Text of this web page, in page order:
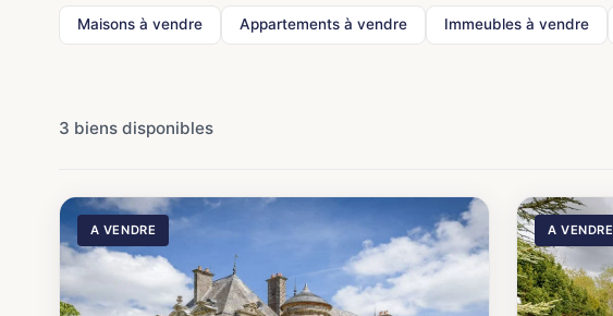
Maisons à vendre Appartements à vendre Immeubles à vendre
3 biens disponibles
A VENDRE A VENDRE